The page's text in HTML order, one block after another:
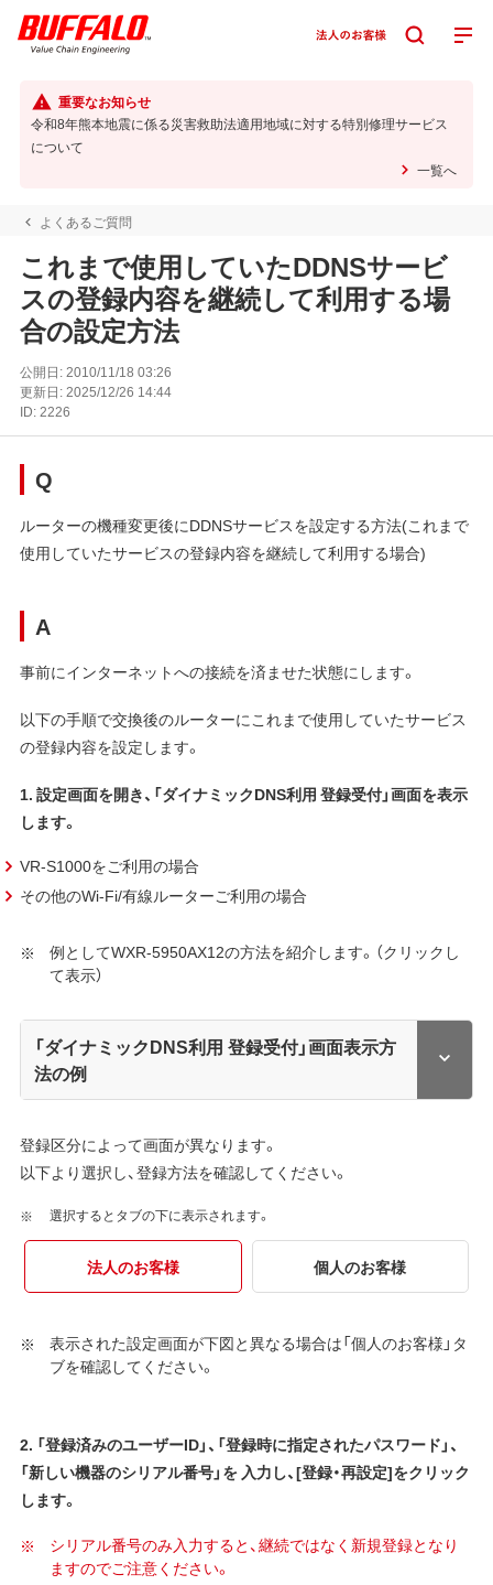
重要なお知らせ
令和8年熊本地震に係る災害救助法適用地域に対する特別修理サービス
について
一覧へ
よくあるご質問
これまで使用していたDDNSサービ
スの登録内容を継続して利用する場
合の設定方法
公開日:2010/11/18 03:26
更新日:2025/12/26 14:44
ID:2226
Q
ルーターの機種変更後にDDNSサービスを設定する方法(これまで
使用していたサービスの登録内容を継続して利用する場合)
A
事前にインターネットへの接続を済ませた状態にします。
以下の手順で交換後のルーターにこれまで使用していたサービス
の登録内容を設定します。
1. 設定画面を開き、「ダイナミックDNS利用 登録受付」画面を表示
します。
VR-S1000をご利用の場合
その他のWi-Fi/有線ルーターご利用の場合
例としてWXR-5950AX12の方法を紹介します。（クリックし
て表示）
「ダイナミックDNS利用 登録受付」画面表示方
法の例
登録区分によって画面が異なります。
以下より選択し、登録方法を確認してください。
選択するとタブの下に表示されます。
法人のお客様 個人のお客様
表示された設定画面が下図と異なる場合は「個人のお客様」タ
ブを確認してください。
2. 「登録済みのユーザーID」、「登録時に指定されたパスワード」、
「新しい機器のシリアル番号」を 入力し、[登録・再設定]をクリック
します。
シリアル番号のみ入力すると、継続ではなく新規登録となり
ますのでご注意ください。